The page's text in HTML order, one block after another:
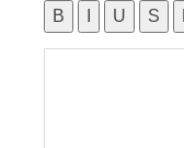
B U S